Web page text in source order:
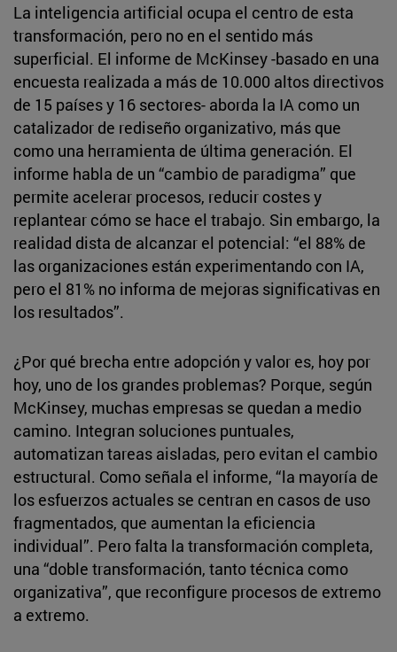
La inteligencia artificial ocupa el centro de esta
transformación, pero no en el sentido más
superficial. El informe de McKinsey -basado en una
encuesta realizada a más de 10.000 altos directivos
de 15 países y 16 sectores- aborda la IA como un
catalizador de rediseño organizativo, más que
como una herramienta de última generación. El
informe habla de un “cambio de paradigma” que
permite acelerar procesos, reducir costes y
replantear cómo se hace el trabajo. Sin embargo, la
realidad dista de alcanzar el potencial: “el 88% de
las organizaciones están experimentando con IA,
pero el 81% no informa de mejoras significativas en
los resultados”.
¿Por qué brecha entre adopción y valor es, hoy por
hoy, uno de los grandes problemas? Porque, según
McKinsey, muchas empresas se quedan a medio
camino. Integran soluciones puntuales,
automatizan tareas aisladas, pero evitan el cambio
estructural. Como señala el informe, “la mayoría de
los esfuerzos actuales se centran en casos de uso
fragmentados, que aumentan la eficiencia
individual”. Pero falta la transformación completa,
una “doble transformación, tanto técnica como
organizativa”, que reconfigure procesos de extremo
a extremo.